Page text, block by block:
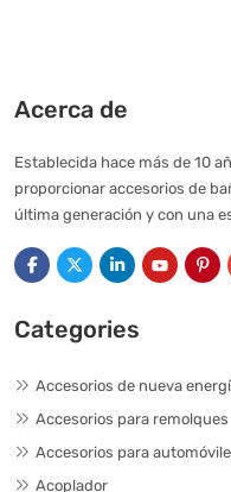
Acerca de
Establecida hace más de 10
proporcionar accesorios de
última generación y con una
Categories
Accesorios de nueva
Accesorios para remolques
Accesorios para
Acoplador